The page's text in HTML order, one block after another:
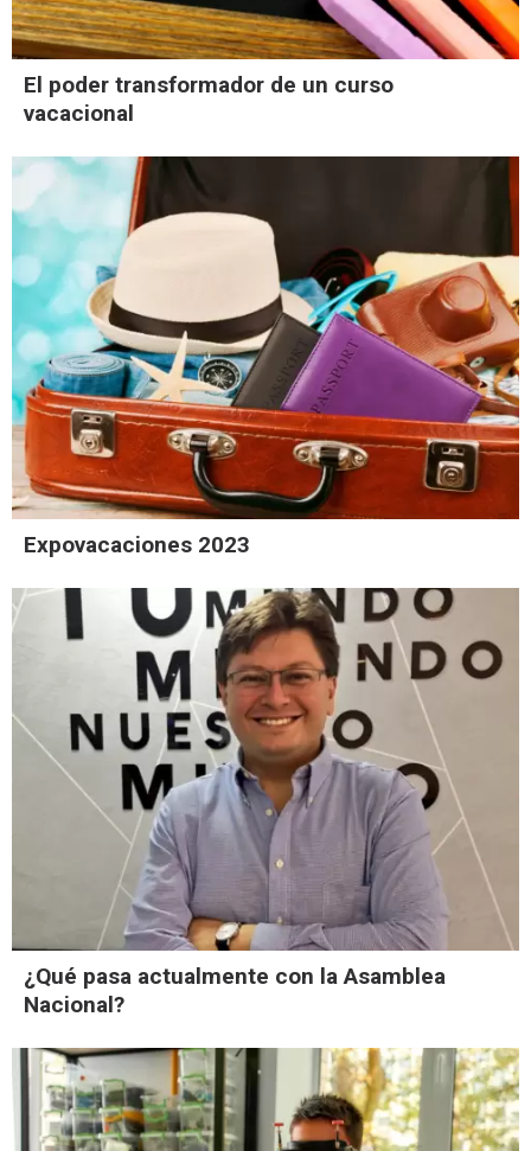
El poder transformador de un curso
vacacional
Expovacaciones 2023
¿Qué pasa actualmente con la Asamblea
Nacional?